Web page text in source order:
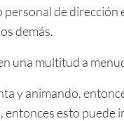
de
demás.
una multitud a
y animando,
entonces esto